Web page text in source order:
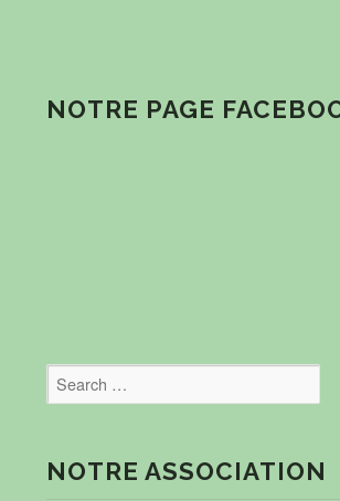
NOTRE PAGE
NOTRE ASSOCIATION